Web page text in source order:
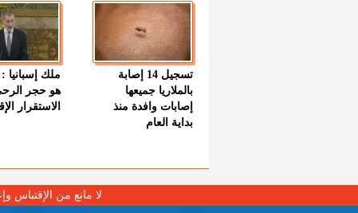
تسجيل 14 إصابة
بالملاريا جميعها
إصابات وافدة منذ
بداية العام
ملك إسبانيا :
هو حجر
الاستقرار
لا مانع من الإقتباس